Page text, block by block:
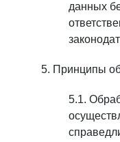
данных
Принципы